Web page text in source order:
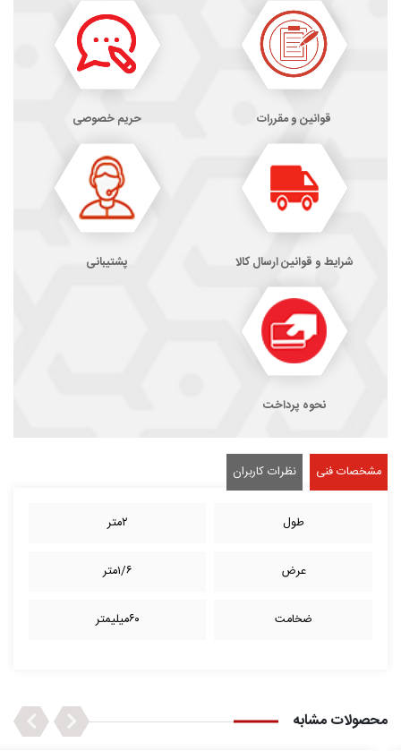
قوانین و مقررات حریم خصوصی
شرایط و قوانین ارسال کالا پشتیبانی
نحوه پرداخت
مشخصات فنی نظرات کاربران
طول ۲متر
عرض ۱/۶متر
ضخامت ۶۰میلیمتر
محصولات مشابه Previous
Next